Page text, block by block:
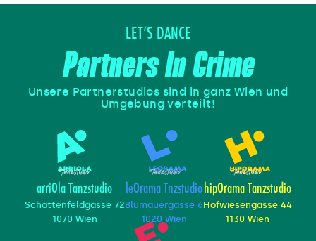
LET’S DANCE
Partners In Crime
Unsere Partnerstudios sind in ganz Wien und
Umgebung verteilt!
arriOla Tanzstudio
Schottenfeldgasse 72
1070 Wien
leOrama Tnzstudio
Blumauergasse 6
1020 Wien
hipOrama Tanzstudio
Hofwiesengasse 44
1130 Wien